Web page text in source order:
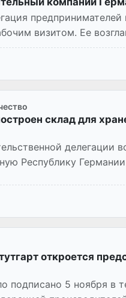
визитом. Ее
склад для
делегации
Республику
откроется
подписано 5 ноября в